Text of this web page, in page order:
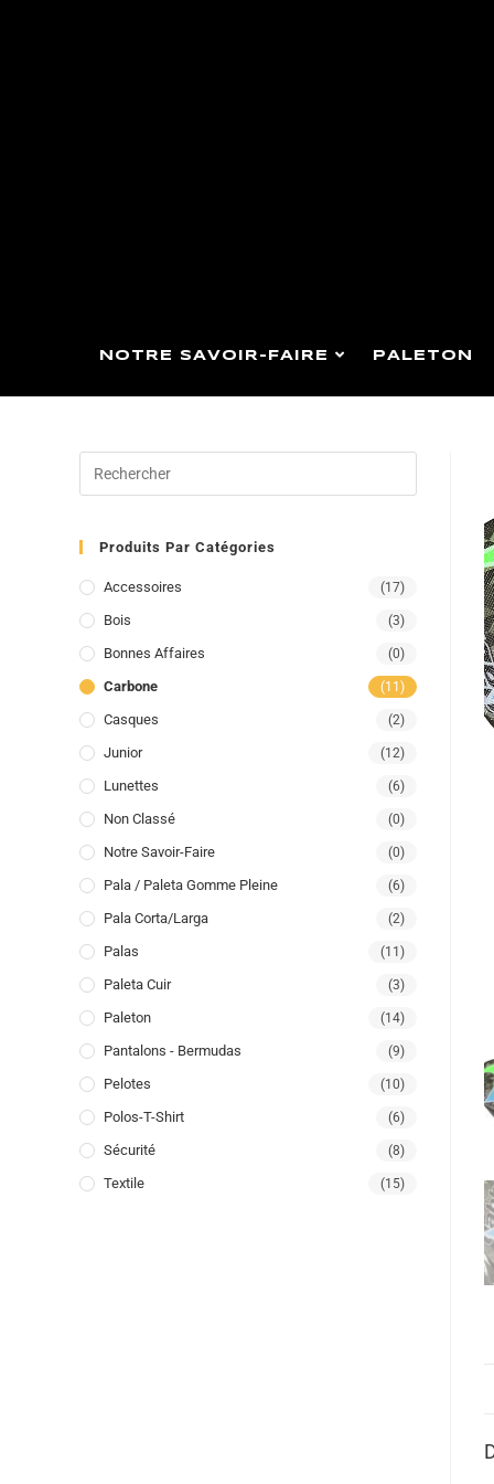
NOTRE SAVOIR-FAIRE PALETON
Produits Par Catégories
Accessoires (17)
Bois (3)
Bonnes Affaires (0)
Carbone (11)
Casques (2)
Junior (12)
Lunettes (6)
Non Classé (0)
Notre Savoir-Faire (0)
Pala / Paleta Gomme Pleine (6)
Pala Corta/larga (2)
Palas (11)
Paleta Cuir (3)
Paleton (14)
Pantalons - Bermudas (9)
Pelotes (10)
Polos-T-Shirt (6)
Sécurité (8)
Textile (15)